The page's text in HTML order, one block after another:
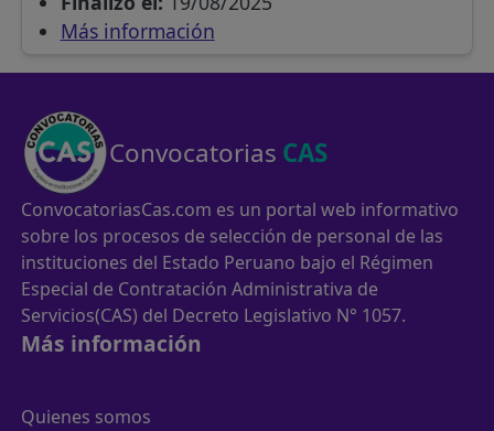
Más información
Convocatorias CAS
ConvocatoriasCas.com es un portal web informativo
sobre los procesos de selección de personal de las
instituciones del Estado Peruano bajo el Régimen
Especial de Contratación Administrativa de
Servicios(CAS) del Decreto Legislativo N° 1057.
Más información
Quienes somos